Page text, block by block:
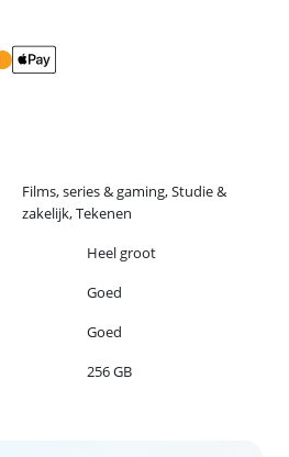
Films, series & gaming, Studie &
zakelijk, Tekenen
Heel groot
Goed
Goed
256 GB